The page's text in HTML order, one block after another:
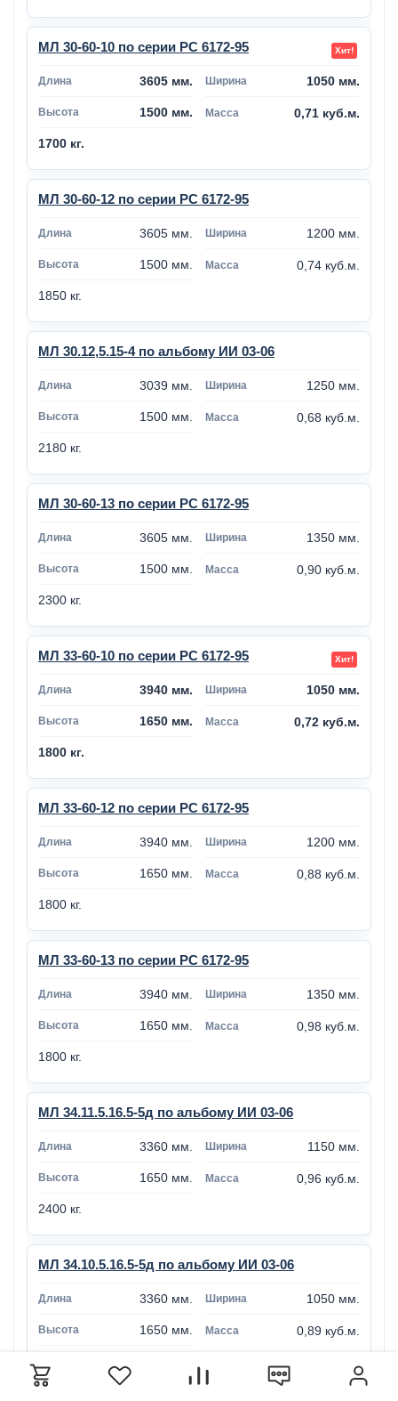
МЛ 30-60-10 по серии РС 6172-95
3605 мм. 1050 мм.
1500 мм. 0,71 куб.м.
1700 кг.
МЛ 30-60-12 по серии РС 6172-95
3605 мм. 1200 мм.
1500 мм. 0,74 куб.м.
1850 кг.
МЛ 30.12,5.15-4 по альбому ИИ 03-06
3039 мм. 1250 мм.
1500 мм. 0,68 куб.м.
2180 кг.
МЛ 30-60-13 по серии РС 6172-95
3605 мм. 1350 мм.
1500 мм. 0,90 куб.м.
2300 кг.
МЛ 33-60-10 по серии РС 6172-95
3940 мм. 1050 мм.
1650 мм. 0,72 куб.м.
1800 кг.
МЛ 33-60-12 по серии РС 6172-95
3940 мм. 1200 мм.
1650 мм. 0,88 куб.м.
1800 кг.
МЛ 33-60-13 по серии РС 6172-95
3940 мм. 1350 мм.
1650 мм. 0,98 куб.м.
1800 кг.
МЛ 34.11.5.16.5-5д по альбому ИИ 03-06
3360 мм. 1150 мм.
1650 мм. 0,96 куб.м.
2400 кг.
МЛ 34.10.5.16.5-5д по альбому ИИ 03-06
3360 мм. 1050 мм.
1650 мм. 0,89 куб.м.